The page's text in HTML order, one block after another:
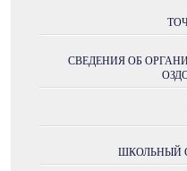
СВЕДЕНИЯ ОБ
ШКОЛЬНЫЙ